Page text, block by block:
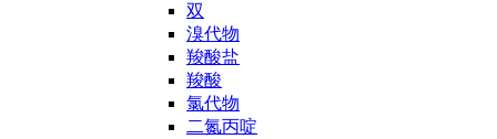
双
溴代物
羧酸盐
羧酸
氯代物
二氮丙啶